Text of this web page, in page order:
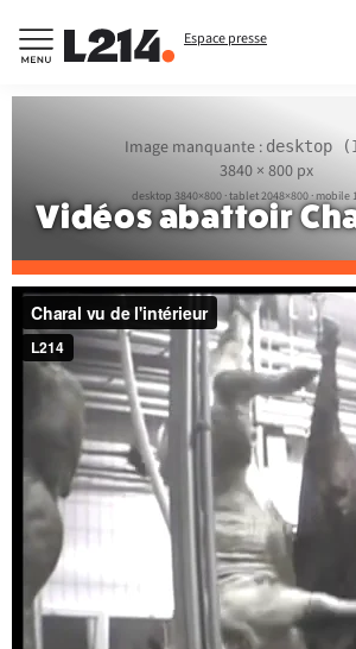
Espace presse
Image manquante : desktop
3840 × 800 px
desktop 3840×800 · tablet 2048×800 · mobile
Vidéos abattoir